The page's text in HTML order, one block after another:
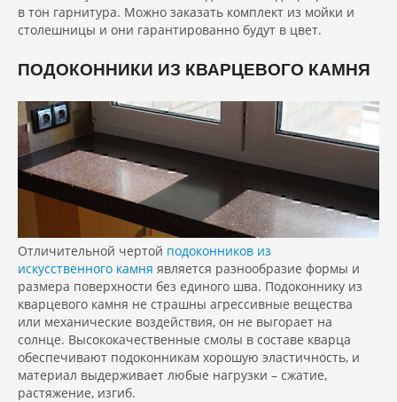
в тон гарнитура. Можно заказать комплект из мойки и
столешницы и они гарантированно будут в цвет.
ПОДОКОННИКИ ИЗ КВАРЦЕВОГО КАМНЯ
Отличительной чертой подоконников из
искусственного камня является разнообразие формы и
размера поверхности без единого шва. Подоконнику из
кварцевого камня не страшны агрессивные вещества
или механические воздействия, он не выгорает на
солнце. Высококачественные смолы в составе кварца
обеспечивают подоконникам хорошую эластичность, и
материал выдерживает любые нагрузки – сжатие,
растяжение, изгиб.